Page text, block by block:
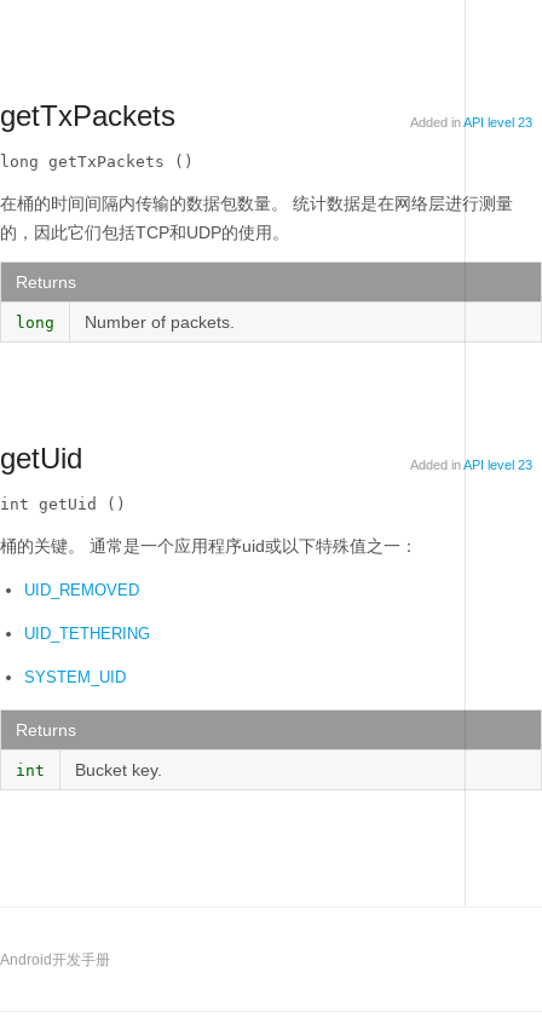
getTxPackets Added inAPI level 23
long getTxPackets ()
在桶的时间间隔内传输的数据包数量。
统计数据是在网络层进行测量
的，因此它们包括TCP和UDP的使用。
Returns
long Number of packets.
getUid Added inAPI level 23
int getUid ()
桶的关键。 通常是一个应用程序uid或以下特殊值之一：
UID_REMOVED
UID_TETHERING
SYSTEM_UID
Returns
int Bucket key.
Android开发手册